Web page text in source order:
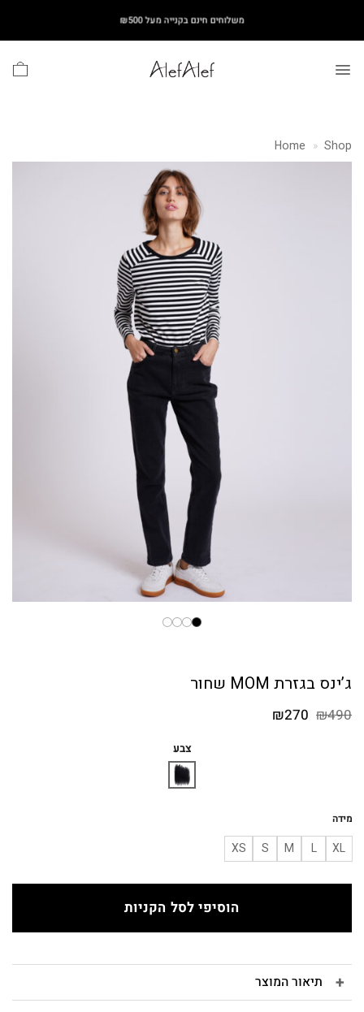
content
משלוחים חינם בקנייה מעל ₪500
Home » Shop
ג’ינס בגזרת MOM שחור
₪490 המחיר
₪270
צבע
מידה
XL
L
M
S
XS
הוסיפי לסל הקניות
תיאור המוצר